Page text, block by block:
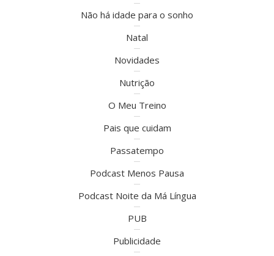
Não há idade para o sonho
Natal
Novidades
Nutrição
O Meu Treino
Pais que cuidam
Passatempo
Podcast Menos Pausa
Podcast Noite da Má Língua
PUB
Publicidade